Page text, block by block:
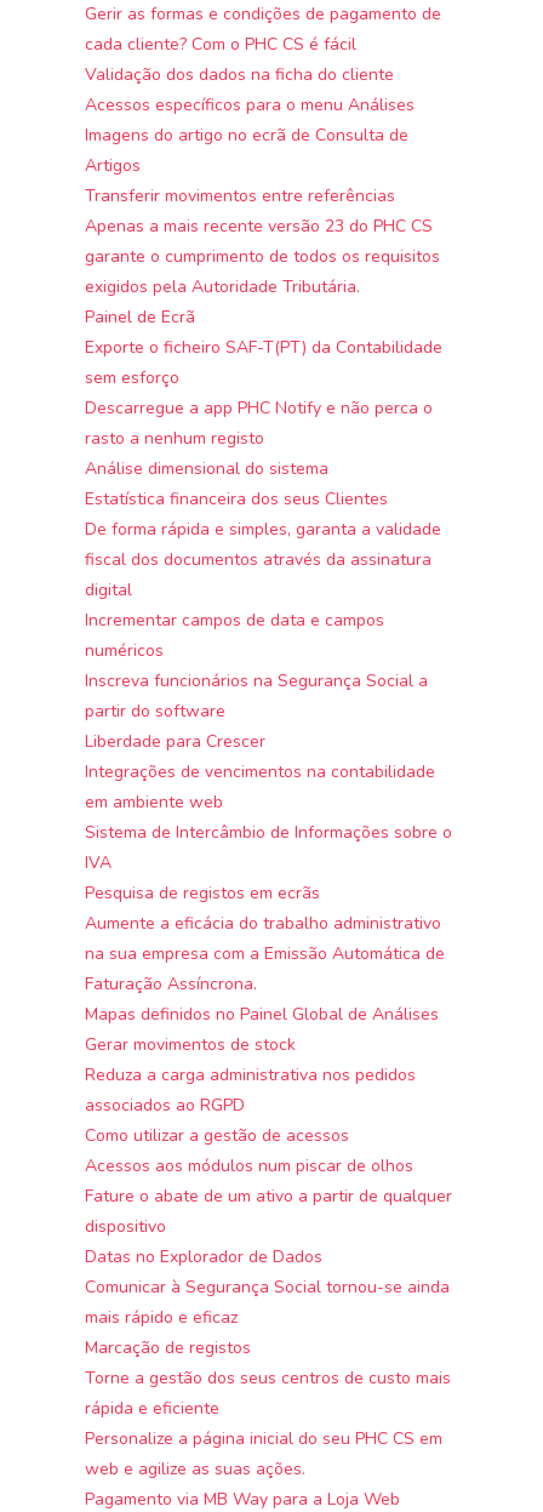
Gerir as formas e condições de pagamento de
cada cliente? Com o PHC CS é fácil
Validação dos dados na ficha do cliente
Acessos específicos para o menu Análises
Imagens do artigo no ecrã de Consulta de
Artigos
Transferir movimentos entre referências
Apenas a mais recente versão 23 do PHC CS
garante o cumprimento de todos os requisitos
exigidos pela Autoridade Tributária.
Painel de Ecrã
Exporte o ficheiro SAF-T(PT) da Contabilidade
sem esforço
Descarregue a app PHC Notify e não perca o
rasto a nenhum registo
Análise dimensional do sistema
Estatística financeira dos seus Clientes
De forma rápida e simples, garanta a validade
fiscal dos documentos através da assinatura
digital
Incrementar campos de data e campos
numéricos
Inscreva funcionários na Segurança Social a
partir do software
Liberdade para Crescer
Integrações de vencimentos na contabilidade
em ambiente web
Sistema de Intercâmbio de Informações sobre o
IVA
Pesquisa de registos em ecrãs
Aumente a eficácia do trabalho administrativo
na sua empresa com a Emissão Automática de
Faturação Assíncrona.
Mapas definidos no Painel Global de Análises
Gerar movimentos de stock
Reduza a carga administrativa nos pedidos
associados ao RGPD
Como utilizar a gestão de acessos
Acessos aos módulos num piscar de olhos
Fature o abate de um ativo a partir de qualquer
dispositivo
Datas no Explorador de Dados
Comunicar à Segurança Social tornou-se ainda
mais rápido e eficaz
Marcação de registos
Torne a gestão dos seus centros de custo mais
rápida e eficiente
Personalize a página inicial do seu PHC CS em
web e agilize as suas ações.
Pagamento via MB Way para a Loja Web